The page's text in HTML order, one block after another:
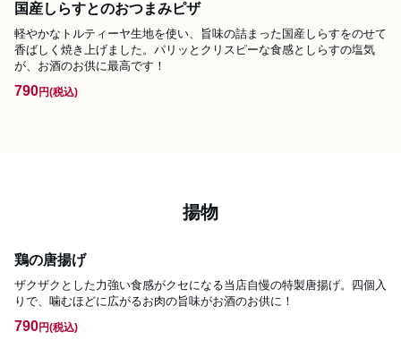
国産しらすとのおつまみピザ
軽やかなトルティーヤ生地を使い、旨味の詰まった国産しらすをのせて
香ばしく焼き上げました。パリッとクリスピーな食感としらすの塩気
が、お酒のお供に最高です！
790円(税込)
揚物
鶏の唐揚げ
ザクザクとした力強い食感がクセになる当店自慢の特製唐揚げ。四個入
りで、噛むほどに広がるお肉の旨味がお酒のお供に！
790円(税込)